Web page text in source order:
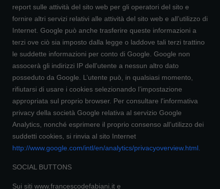
report sulle attività del sito web per gli operatori del sito e
fornire altri servizi relativi alle attività del sito web e all’utilizzo di
Internet. Google può anche trasferire queste informazioni a
terzi ove ciò sia imposto dalla legge o laddove tali terzi trattino
le suddette informazioni per conto di Google. Google non
assocerà gli indirizzi IP dell’utente a nessun altro dato
posseduto da Google. L’utente può, in qualsiasi momento,
rifiutarsi di usare i cookies selezionando l’impostazione
appropriata sul proprio browser. Per consultare l'informativa
privacy della società Google relativa al servizio Google
Analytics, nonché esprimere il proprio consenso all’utilizzo dei
suddetti cookies, si rinvia al sito Internet
http://www.google.com/intl/en/analytics/privacyoverview.html.
SOCIAL BUTTONS
Sui siti www.francescodefabiani.it e